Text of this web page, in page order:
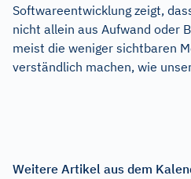
Softwareentwicklung zeigt,
nicht allein aus Aufwand oder
meist die weniger sichtbaren
verständlich machen, wie
Weitere Artikel aus dem